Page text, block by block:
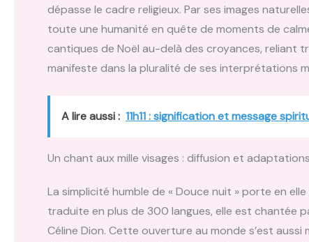
dépasse le cadre religieux. Par ses images
toute une humanité en quête de moments de
cantiques de Noël au-delà des croyances, reliant
manifeste dans la pluralité de ses interprétations
A lire aussi : 11h11 : signification et message
Un chant aux mille visages : diffusion et
La simplicité humble de « Douce nuit » porte en
traduite en plus de 300 langues, elle est chantée
Céline Dion. Cette ouverture au monde s’est